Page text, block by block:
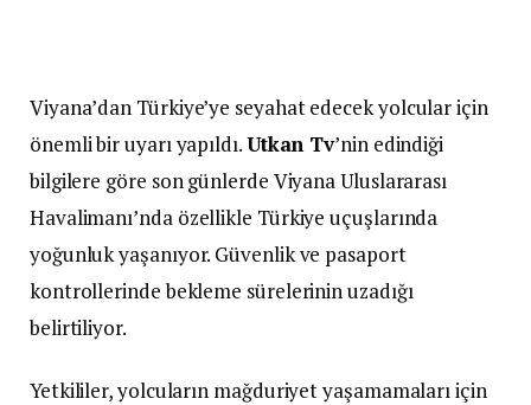
Viyana’dan Türkiye’ye seyahat edecek yolcular için
önemli bir uyarı yapıldı.Utkan Tv’nin edindiği
bilgilere göre son günlerde Viyana Uluslararası
Havalimanı’nda özellikle Türkiye uçuşlarında
yoğunluk yaşanıyor. Güvenlik ve pasaport
kontrollerinde bekleme sürelerinin uzadığı
belirtiliyor.
Yetkililer, yolcuların mağduriyet yaşamamaları için